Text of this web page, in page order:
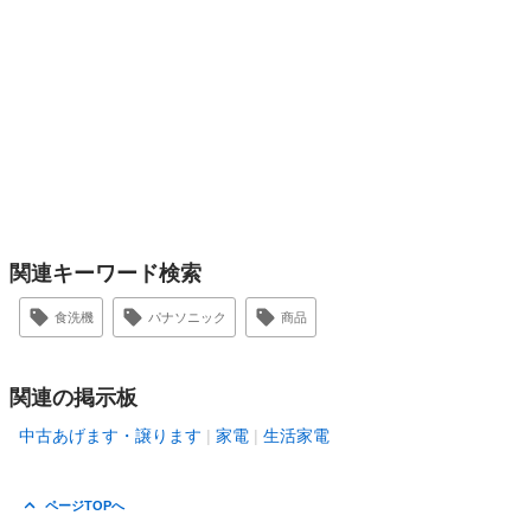
関連キーワード検索
食洗機 パナソニック 商品
関連の掲示板
中古あげます・譲ります 家電 生活家電
ページTOPへ